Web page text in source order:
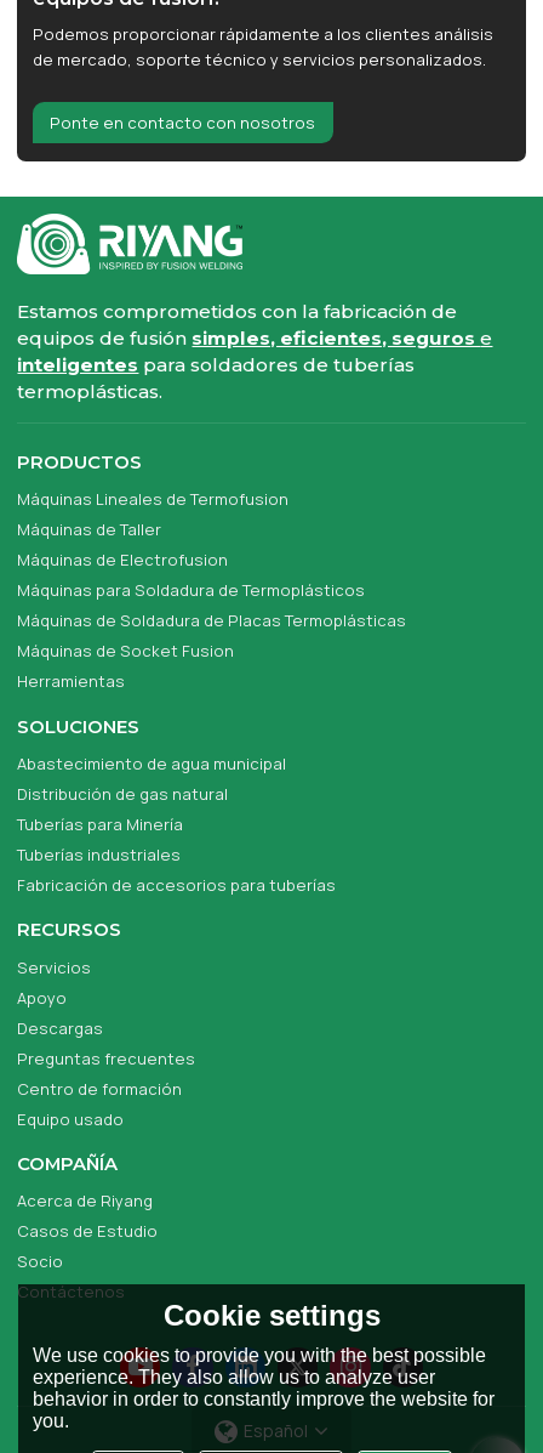
Podemos proporcionar rápidamente a los clientes análisis
de mercado, soporte técnico y servicios personalizados.
Ponte en contacto con nosotros
Estamos comprometidos con la fabricación de
equipos de fusión simples, eficientes, segurose
inteligentes para soldadores de tuberías
termoplásticas.
PRODUCTOS
Máquinas Lineales de Termofusion
Máquinas de Taller
Máquinas de Electrofusion
Máquinas para Soldadura de Termoplásticos
Máquinas de Soldadura de Placas Termoplásticas
Máquinas de Socket Fusion
Herramientas
SOLUCIONES
Abastecimiento de agua municipal
Distribución de gas natural
Tuberías para Minería
Tuberías industriales
Fabricación de accesorios para tuberías
RECURSOS
Servicios
Apoyo
Descargas
Preguntas frecuentes
Centro de formación
Equipo usado
COMPAÑÍA
Acerca de Riyang
Casos de Estudio
Socio
Contáctenos
Español
Cookie settings
We use cookies to provide you with the best possible
experience. They also allow us to analyze user
behavior in order to constantly improve the website for
you.